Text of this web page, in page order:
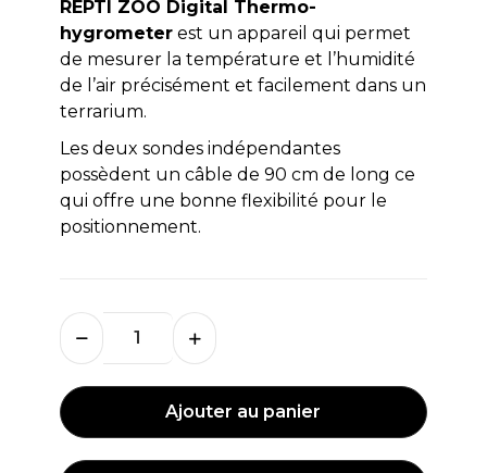
REPTI ZOO Digital Thermo-
hygrometerest un appareil qui permet
de mesurer la température et l’humidité
de l’air précisément et facilement dans un
terrarium.
Les deux sondes indépendantes
possèdent un câble de 90 cm de long ce
qui offre une bonne flexibilité pour le
positionnement.
Ajouter au panier